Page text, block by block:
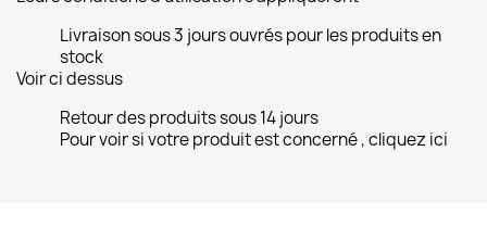
Livraison sous 3 jours ouvrés pour les produits en
stock
Voir ci dessus
Retour des produits sous 14 jours
Pour voir si votre produit est concerné , cliquez ici